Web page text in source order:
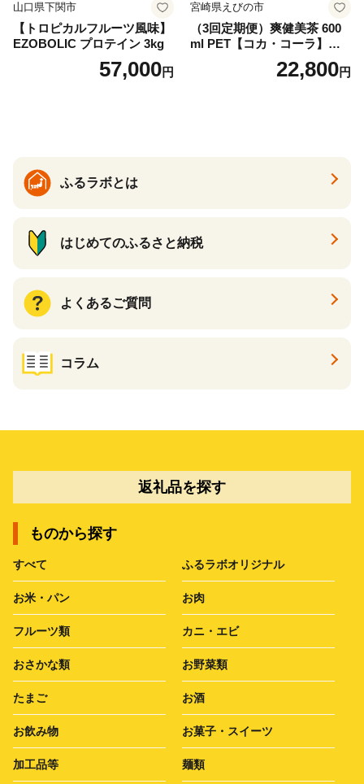
山口県下関市
【トロピカルフルーツ風味】
EZOBOLIC プロテイン 3kg
57,000円
宮崎県えびの市
（3回定期便）爽健美茶 600
ml PET【コカ・コーラ】ペ
ットボトル 1ケース(24本) 定
期便 3回(72本) セット お茶
22,800円
ふるラボとは
はじめてのふるさと納税
よくあるご質問
コラム
返礼品を探す
ものから探す
すべて ふるラボオリジナル
お米・パン お肉
フルーツ類 カニ・エビ
おさかな類 お野菜類
たまご お酒
お飲み物 お菓子・スイーツ
加工品等 麺類